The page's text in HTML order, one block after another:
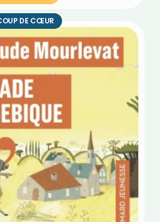
DE CŒUR